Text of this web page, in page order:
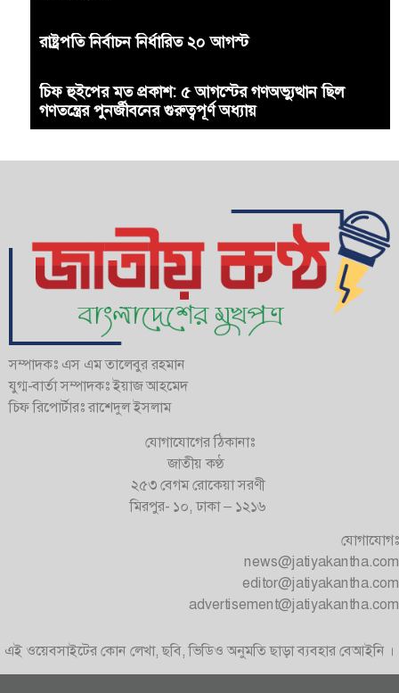
রাষ্ট্রপতি নির্বাচন নির্ধারিত ২০ আগস্ট
চিফ হুইপের মত প্রকাশ: ৫ আগস্টের গণঅভ্যুত্থান ছিল
গণতন্ত্রের পুনর্জীবনের গুরুত্বপূর্ণ অধ্যায়
সম্পাদকঃ এস এম তালেবুর রহমান
যুগ্ম-বার্তা সম্পাদকঃ ইয়াজ আহমেদ
চিফ রিপোর্টারঃ রাশেদুল ইসলাম
যোগাযোগের ঠিকানাঃ
জাতীয় কণ্ঠ
২৫৩ বেগম রোকেয়া সরণী
মিরপুর- ১০, ঢাকা – ১২১৬
যোগাযোগঃ
news@jatiyakantha.com
editor@jatiyakantha.com
advertisement@jatiyakantha.com
এই ওয়েবসাইটের কোন লেখা, ছবি, ভিডিও অনুমতি ছাড়া ব্যবহার বেআইনি ।